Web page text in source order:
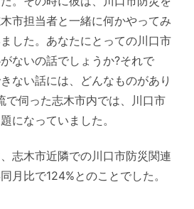
市担当者と一緒に何かやってみ
した。あなたにとっての川口市
ないの話でしょうか?それで
ない話には、どんなものがあり
で伺った志木市内では、川口市
になっていました。
志木市近隣での川口市防災関連
月比で124%とのことでした。